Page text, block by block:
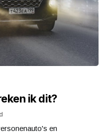
ik dit?
en